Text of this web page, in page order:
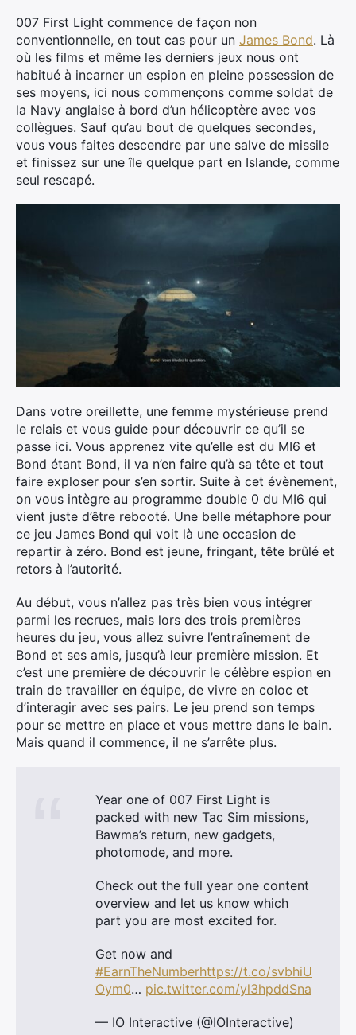
007 First Light commence de façon non
conventionnelle, en tout cas pour un James Bond. Là
où les films et même les derniers jeux nous ont
habitué à incarner un espion en pleine possession de
ses moyens, ici nous commençons comme soldat de
la Navy anglaise à bord d’un hélicoptère avec vos
collègues. Sauf qu’au bout de quelques secondes,
vous vous faites descendre par une salve de missile
et finissez sur une île quelque part en Islande, comme
seul rescapé.
Dans votre oreillette, une femme mystérieuse prend
le relais et vous guide pour découvrir ce qu’il se
passe ici. Vous apprenez vite qu’elle est du MI6 et
Bond étant Bond, il va n’en faire qu’à sa tête et tout
faire exploser pour s’en sortir. Suite à cet évènement,
on vous intègre au programme double 0 du MI6 qui
vient juste d’être rebooté. Une belle métaphore pour
ce jeu James Bond qui voit là une occasion de
repartir à zéro. Bond est jeune, fringant, tête brûlé et
retors à l’autorité.
Au début, vous n’allez pas très bien vous intégrer
parmi les recrues, mais lors des trois premières
heures du jeu, vous allez suivre l’entraînement de
Bond et ses amis, jusqu’à leur première mission. Et
c’est une première de découvrir le célèbre espion en
train de travailler en équipe, de vivre en coloc et
d’interagir avec ses pairs. Le jeu prend son temps
pour se mettre en place et vous mettre dans le bain.
Mais quand il commence, il ne s’arrête plus.
Year one of 007 First Light is
packed with new Tac Sim missions,
Bawma’s return, new gadgets,
photomode, and more.
Check out the full year one content
overview and let us know which
part you are most excited for.
Get now and
#EarnTheNumberhttps://t.co/svbhiU
Oym0… pic.twitter.com/yl3hpddSna
— IO Interactive (@IOInteractive)